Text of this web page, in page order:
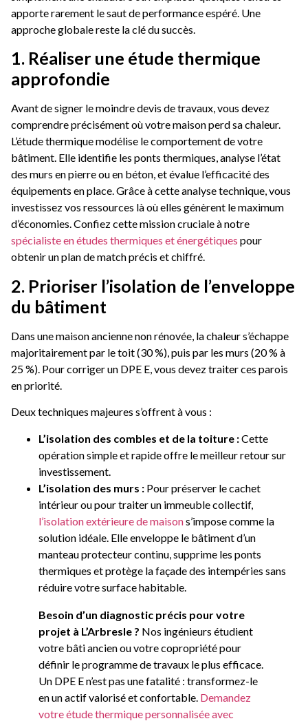
apporte rarement le saut de performance espéré. Une
approche globale reste la clé du succès.
1. Réaliser une étude thermique
approfondie
Avant de signer le moindre devis de travaux, vous devez
comprendre précisément où votre maison perd sa chaleur.
L’étude thermique modélise le comportement de votre
bâtiment. Elle identifie les ponts thermiques, analyse l’état
des murs en pierre ou en béton, et évalue l’efficacité des
équipements en place. Grâce à cette analyse technique, vous
investissez vos ressources là où elles génèrent le maximum
d’économies. Confiez cette mission cruciale à notre
spécialiste en études thermiques et énergétiques pour
obtenir un plan de match précis et chiffré.
2. Prioriser l’isolation de l’enveloppe
du bâtiment
Dans une maison ancienne non rénovée, la chaleur s’échappe
majoritairement par le toit (30 %), puis par les murs (20 % à
25 %). Pour corriger un DPE E, vous devez traiter ces parois
en priorité.
Deux techniques majeures s’offrent à vous :
L’isolation des combles et de la toiture :Cette
opération simple et rapide offre le meilleur retour sur
investissement.
L’isolation des murs : Pour préserver le cachet
intérieur ou pour traiter un immeuble collectif,
l’isolation extérieure de maisons’impose comme la
solution idéale. Elle enveloppe le bâtiment d’un
manteau protecteur continu, supprime les ponts
thermiques et protège la façade des intempéries sans
réduire votre surface habitable.
Besoin d’un diagnostic précis pour votre
projet à L’Arbresle ? Nos ingénieurs étudient
votre bâti ancien ou votre copropriété pour
définir le programme de travaux le plus efficace.
Un DPE E n’est pas une fatalité : transformez-le
en un actif valorisé et confortable. Demandez
votre étude thermique personnalisée avec